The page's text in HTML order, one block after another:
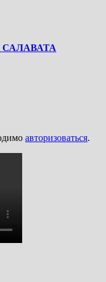
авторизоваться.